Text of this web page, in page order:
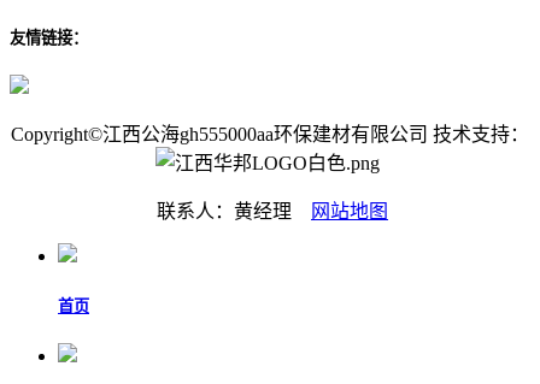
友情链接：
Copyright©江西公海gh555000aa环保建材有限公司 技术支持：
联系人：黄经理 网站地图
首页